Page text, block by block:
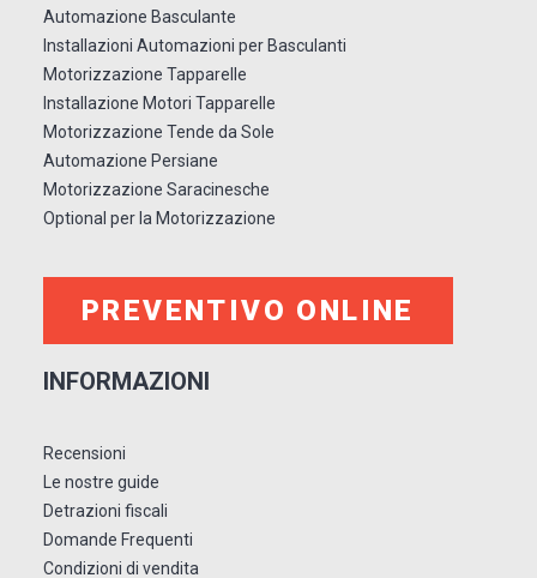
Automazione Basculante
Installazioni Automazioni per Basculanti
Motorizzazione Tapparelle
Installazione Motori Tapparelle
Motorizzazione Tende da Sole
Automazione Persiane
Motorizzazione Saracinesche
Optional per la Motorizzazione
PREVENTIVO ONLINE
INFORMAZIONI
Recensioni
Le nostre guide
Detrazioni fiscali
Domande Frequenti
Condizioni di vendita